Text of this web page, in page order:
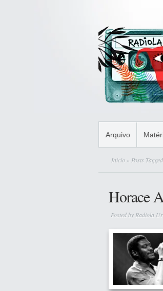
Arquivo
Início » Posts
Horace
Posted by Radiola